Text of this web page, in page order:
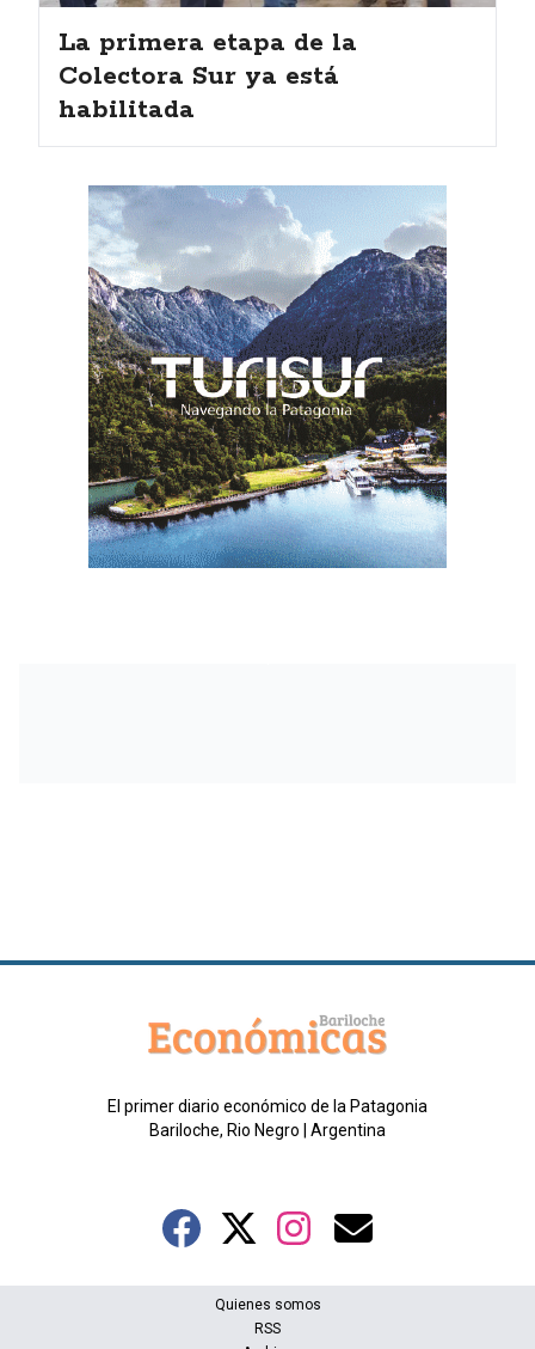
La primera etapa de la
Colectora Sur ya está
habilitada
El primer diario económico de la Patagonia
Bariloche, Rio Negro | Argentina
Quienes somos
RSS